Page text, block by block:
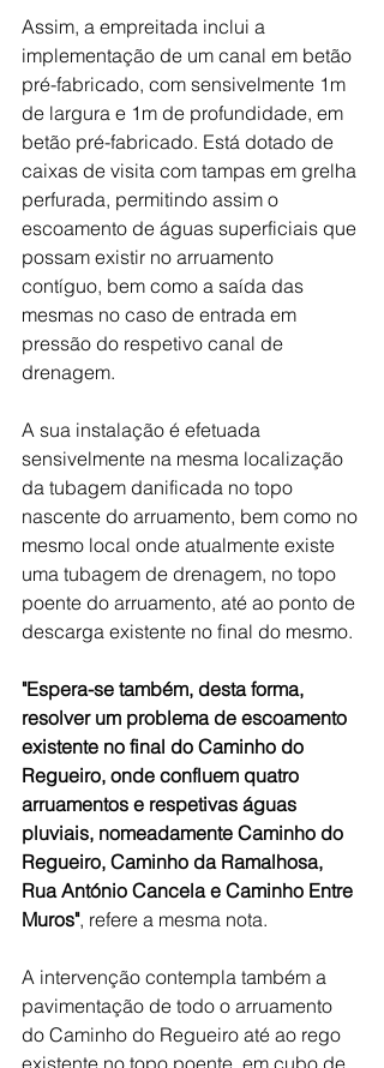
Assim, a empreitada inclui a
implementação de um canal em betão
pré-fabricado, com sensivelmente 1m
de largura e 1m de profundidade, em
betão pré-fabricado. Está dotado de
caixas de visita com tampas em grelha
perfurada, permitindo assim o
escoamento de águas superficiais que
possam existir no arruamento
contíguo, bem como a saída das
mesmas no caso de entrada em
pressão do respetivo canal de
drenagem.
A sua instalação é efetuada
sensivelmente na mesma localização
da tubagem danificada no topo
nascente do arruamento, bem como no
mesmo local onde atualmente existe
uma tubagem de drenagem, no topo
poente do arruamento, até ao ponto de
descarga existente no final do mesmo.
"Espera-se também, desta forma,
resolver um problema de escoamento
existente no final do Caminho do
Regueiro, onde confluem quatro
arruamentos e respetivas águas
pluviais, nomeadamente Caminho do
Regueiro, Caminho da Ramalhosa,
Rua António Cancela e Caminho Entre
Muros", refere a mesma nota.
A intervenção contempla também a
pavimentação de todo o arruamento
do Caminho do Regueiro até ao rego
existente no topo poente, em cubo de